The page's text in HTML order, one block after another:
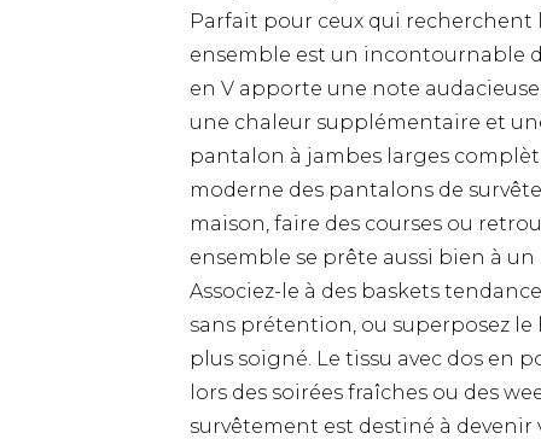
Parfait pour ceux qui recherchent
ensemble est un incontournable
en V apporte une note
une chaleur supplémentaire et
pantalon à jambes larges
moderne des pantalons de
maison, faire des courses ou
ensemble se prête aussi bien à
Associez-le à des baskets
sans prétention, ou superposez
plus soigné. Le tissu avec dos en
lors des soirées fraîches ou des
survêtement est destiné à